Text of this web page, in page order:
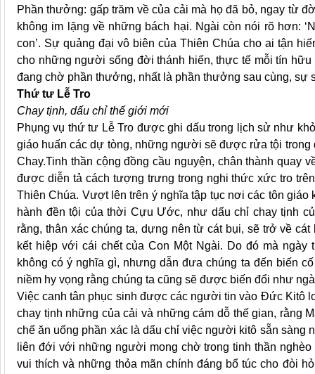
Phần thưởng: gấp trăm về của cải mà họ đã bỏ, ngay từ
không im lặng về những bách hại. Ngài còn nói rõ hơn:
con’. Sự quảng đại vô biên của Thiên Chúa cho ai tận
cho những người sống đời thánh hiến, thực tế mỗi tín
đang chờ phần thưởng, nhất là phần thưởng sau cùng, sự
Thứ tư Lễ Tro
Chay tịnh, dấu chỉ thế giới mới
Phụng vụ thứ tư Lễ Tro được ghi dấu trong lịch sử như
giáo huấn các dự tòng, những người sẽ được rửa tội
Chay.Tinh thần cộng đồng cầu nguyện, chân thành quay
được diễn tả cách tượng trưng trong nghi thức xức tro
Thiên Chúa. Vượt lên trên ý nghĩa tập tục nơi các tôn
hành đền tội của thời Cựu Ước, như dấu chỉ chay tịnh
rằng, thân xác chúng ta, dựng nên từ cát bụi, sẽ trở về
kết hiệp với cái chết của Con Một Ngài. Do đó mà
không có ý nghĩa gì, nhưng dẫn đưa chúng ta đến biến
niềm hy vọng rằng chúng ta cũng sẽ được biến đổi như
Việc canh tân phục sinh được các người tin vào Đức Kitô
chay tịnh những của cải và những cám dỗ thế gian, rằng
chế ăn uống phần xác là dấu chỉ việc người kitô sẵn sàng
liên đới với những người mong chờ trong tinh thần
vui thích và những thỏa mãn chính đáng bổ túc cho đòi